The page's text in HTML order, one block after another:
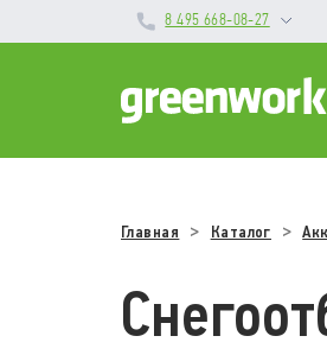
8 495 668-08-27
Главная Каталог